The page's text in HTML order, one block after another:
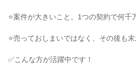
⭐案件が大きいこと。1つの契約で何千
⭐売っておしまいではなく、その後も
✅こんな方が活躍中です！